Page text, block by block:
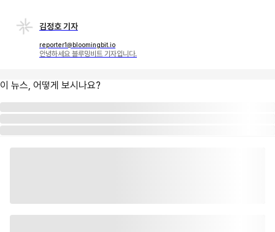
김정호 기자
reporter1@bloomingbit.io
안녕하세요 블루밍비트 기자입니다.
이 뉴스, 어떻게 보시나요?